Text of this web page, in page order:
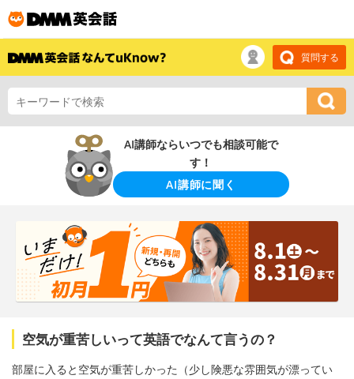
質問する
AI講師ならいつでも相談可能で
す！
AI講師に聞く
空気が重苦しいって英語でなんて言うの？
部屋に入ると空気が重苦しかった（少し険悪な雰囲気が漂ってい